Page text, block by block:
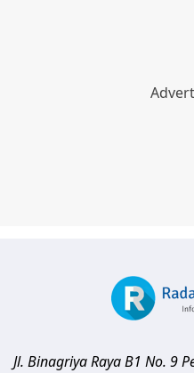
Jl. Binagriya Raya B1 No. 9